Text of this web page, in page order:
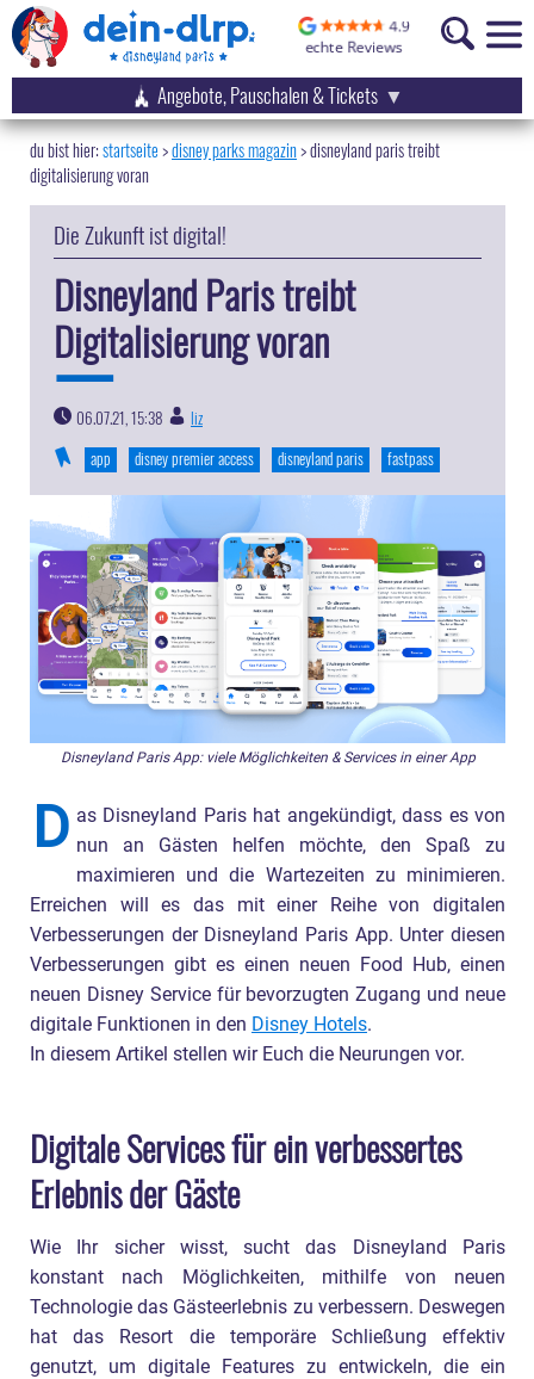
Angebote, Pauschalen & Tickets
startseite disney parks magazin>disneyland paris treibt
digitalisierung voran
Die Zukunft ist digital!
Disneyland Paris treibt
Digitalisierung voran
06.07.21, 15:38
liz
app
disney premier access disneyland paris fastpass
Disneyland Paris App: viele Möglichkeiten & Services in einer App
D as Disneyland Paris hat angekündigt, dass es von
nun an Gästen helfen möchte, den Spaß zu
maximieren und die Wartezeiten zu minimieren.
Erreichen will es das mit einer Reihe von digitalen
Verbesserungen der Disneyland Paris App. Unter diesen
Verbesserungen gibt es einen neuen Food Hub, einen
neuen Disney Service für bevorzugten Zugang und neue
digitale Funktionen in den Disney Hotels.
In diesem Artikel stellen wir Euch die Neurungen vor.
Digitale Services für ein verbessertes
Erlebnis der Gäste
Wie Ihr sicher wisst, sucht das Disneyland Paris
konstant nach Möglichkeiten, mithilfe von neuen
Technologie das Gästeerlebnis zu verbessern. Deswegen
hat das Resort die temporäre Schließung effektiv
genutzt, um digitale Features zu entwickeln, die ein